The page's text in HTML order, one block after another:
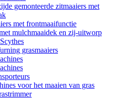
gemonteerde zitmaaiers met
met frontmaaifunctie
mulchmaaidek en zij-uitworp
grasmaaiers
voor het maaien van gras